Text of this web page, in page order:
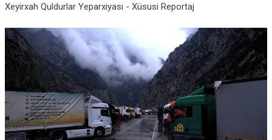
Xeyirxah Quldurlar Yeparxiyası - Xüsusi Reportaj